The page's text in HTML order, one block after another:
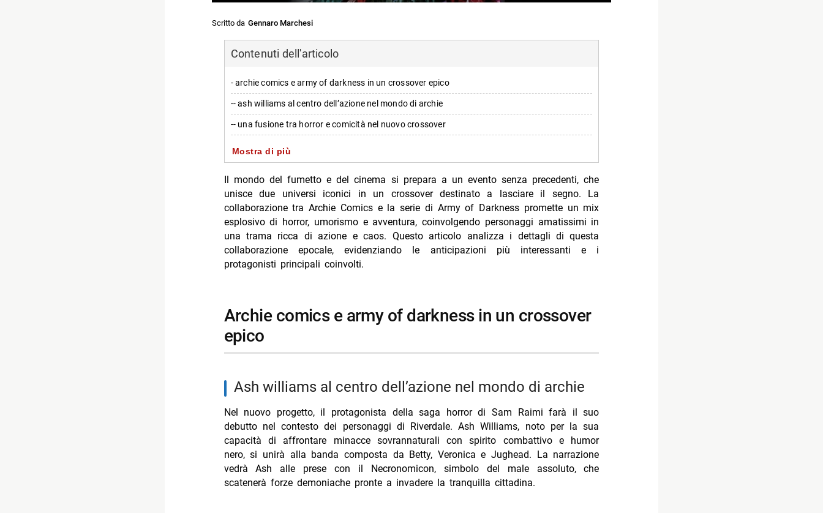
Scritto da Gennaro Marchesi
Contenuti dell'articolo
- archie comics e army of darkness in un crossover epico
-- ash williams al centro dell’azione nel mondo di archie
-- una fusione tra horror e comicità nel nuovo crossover
- dettagli sul crossover e attese per la pubblicazione
-- quando arriverà il crossover e cosa prevedere
-- le dichiarazioni dei dirigenti sulla collaborazione
- personaggi principali del crossover
-- Scopri di più da Jump the shark
-- RispondiAnnulla risposta
- Gorky Park stasera La7 8 agosto trama cast
- Milan-Chelsea amichevole stasera Nove 21:30 differita
- Steven Basalari, sarà il pubblico a decidere se aprirà un’attività: il nuovo video TikTok
- Ascolti TV 7 agosto 2026 Tim Summer Hits batte L’Erede
Mostra di più
Il mondo del fumetto e del cinema si prepara a un evento senza precedenti, che
unisce due universi iconici in un crossover destinato a lasciare il segno. La
collaborazione tra Archie Comics e la serie di Army of Darkness promette un mix
esplosivo di horror, umorismo e avventura, coinvolgendo personaggi amatissimi in
una trama ricca di azione e caos. Questo articolo analizza i dettagli di questa
collaborazione epocale, evidenziando le anticipazioni più interessanti e i
protagonisti principali coinvolti.
archie comics e army of darkness in un crossover
epico
ash williams al centro dell’azione nel mondo di archie
Nel nuovo progetto, il protagonista della saga horror di Sam Raimi farà il suo
debutto nel contesto dei personaggi di Riverdale. Ash Williams, noto per la sua
capacità di affrontare minacce sovrannaturali con spirito combattivo e humor
nero, si unirà alla banda composta da Betty, Veronica e Jughead. La narrazione
vedrà Ash alle prese con il Necronomicon, simbolo del male assoluto, che
scatenerà forze demoniache pronte a invadere la tranquilla cittadina.